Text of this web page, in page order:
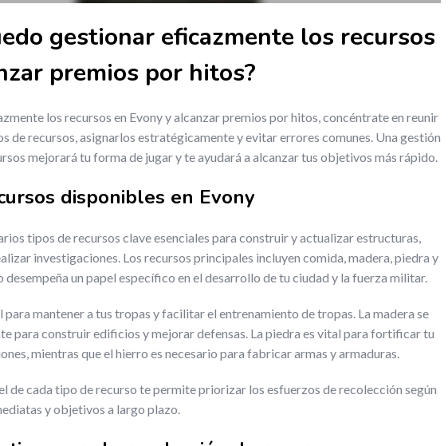
gestionar eficazmente los recursos
premios por hitos?
los recursos en Evony y alcanzar premios por hitos, concéntrate en reunir
de recursos, asignarlos estratégicamente y evitar errores comunes. Una gestión
mejorará tu forma de jugar y te ayudará a alcanzar tus objetivos más rápido.
disponibles en Evony
tipos de recursos clave esenciales para construir y actualizar estructuras,
investigaciones. Los recursos principales incluyen comida, madera, piedra y
desempeña un papel específico en el desarrollo de tu ciudad y la fuerza militar.
para mantener a tus tropas y facilitar el entrenamiento de tropas. La madera se
para construir edificios y mejorar defensas. La piedra es vital para fortificar tu
mientras que el hierro es necesario para fabricar armas y armaduras.
de cada tipo de recurso te permite priorizar los esfuerzos de recolección según
y objetivos a largo plazo.